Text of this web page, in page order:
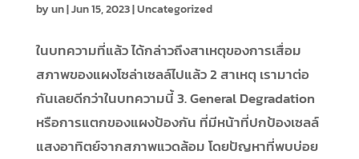
byun|Jun 15, 2023|Uncategorized
ในบทความที่แล้ว ได้กล่าวถึงสาเหตุของการเสื่อม
สภาพของแผงโซล่าเซลล์ไปแล้ว 2 สาเหตุ เรามาต่อ
กันเลยดีกว่าในบทความนี้ 3. General Degradation
หรือการแตกของแผงป้องกัน ที่มีหน้าที่ปกป้องเซลล์
แสงอาทิตย์จากสภาพแวดล้อม โดยปัญหาที่พบบ่อย